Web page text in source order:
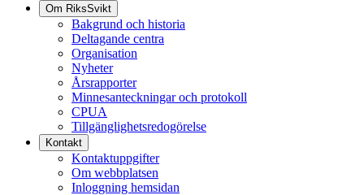
Om RiksSvikt
Bakgrund och historia
Deltagande centra
Organisation
Nyheter
Årsrapporter
Minnesanteckningar och protokoll
CPUA
Tillgänglighetsredogörelse
Kontakt
Kontaktuppgifter
Om webbplatsen
Inloggning hemsidan